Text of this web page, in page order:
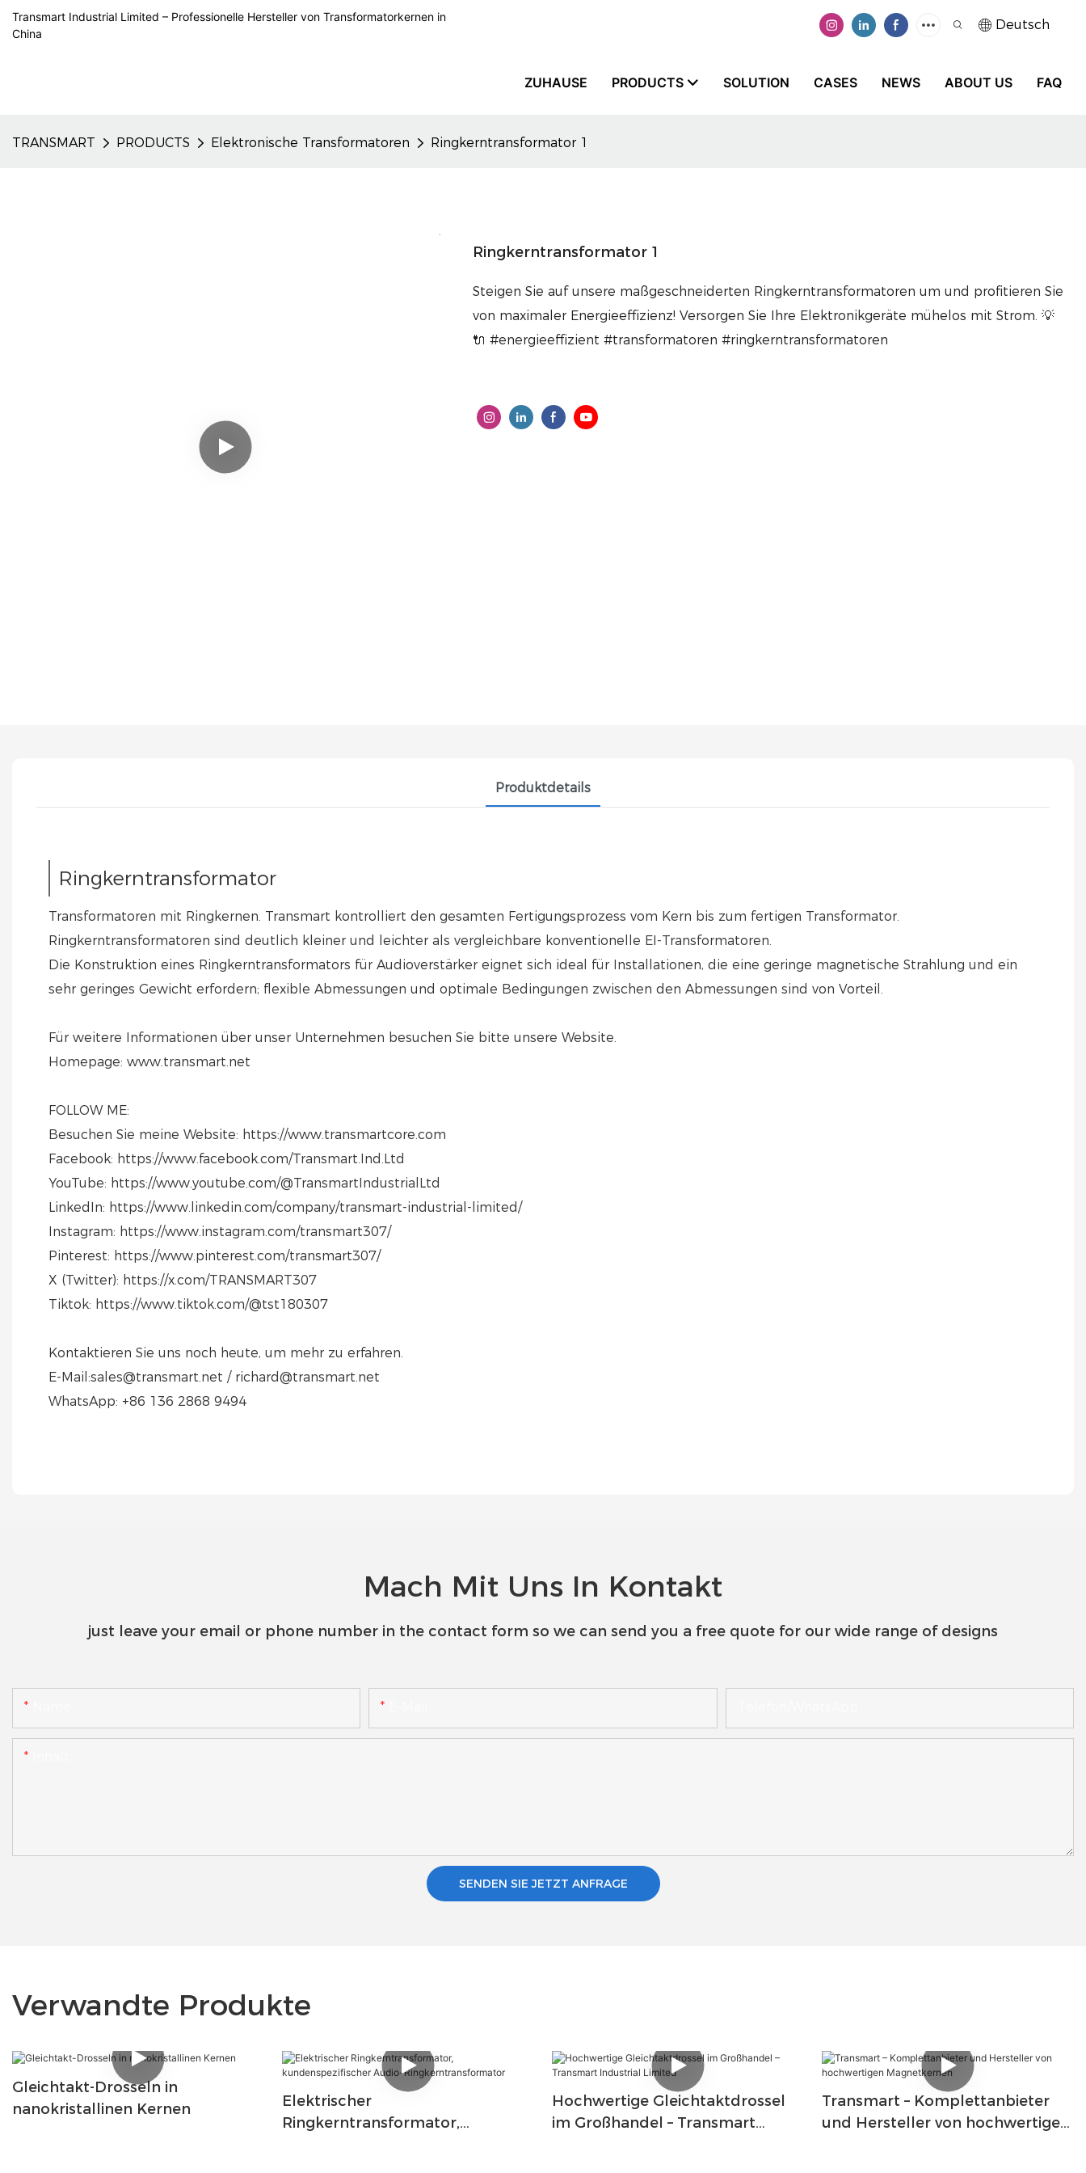
Transmart Industrial Limited – Professionelle Hersteller von Transformatorkernen in
China
Deutsch
ZUHAUSE PRODUCTS SOLUTION CASES NEWS ABOUT US FAQ
TRANSMART PRODUCTS Elektronische Transformatoren Ringkerntransformator 1
Ringkerntransformator 1
Steigen Sie auf unsere maßgeschneiderten Ringkerntransformatoren um und profitieren Sie
von maximaler Energieeffizienz! Versorgen Sie Ihre Elektronikgeräte mühelos mit Strom. 💡
🔌 #energieeffizient #transformatoren #ringkerntransformatoren
Produktdetails
Ringkerntransformator
Transformatoren mit Ringkernen. Transmart kontrolliert den gesamten Fertigungsprozess vom Kern bis zum fertigen Transformator.
Ringkerntransformatoren sind deutlich kleiner und leichter als vergleichbare konventionelle EI-Transformatoren.
Die Konstruktion eines Ringkerntransformators für Audioverstärker eignet sich ideal für Installationen, die eine geringe magnetische Strahlung und ein
sehr geringes Gewicht erfordern; flexible Abmessungen und optimale Bedingungen zwischen den Abmessungen sind von Vorteil.
Für weitere Informationen über unser Unternehmen besuchen Sie bitte unsere Website.
Homepage: www.transmart.net
FOLLOW ME:
Besuchen Sie meine Website: https://www.transmartcore.com
Facebook: https://www.facebook.com/Transmart.Ind.Ltd
YouTube: https://www.youtube.com/@TransmartIndustrialLtd
LinkedIn: https://www.linkedin.com/company/transmart-industrial-limited/
Instagram: https://www.instagram.com/transmart307/
Pinterest: https://www.pinterest.com/transmart307/
X (Twitter): https://x.com/TRANSMART307
Tiktok: https://www.tiktok.com/@tst180307
Kontaktieren Sie uns noch heute, um mehr zu erfahren.
E-Mail:sales@transmart.net / richard@transmart.net
WhatsApp: +86 136 2868 9494
Mach Mit Uns In Kontakt
just leave your email or phone number in the contact form so we can send you a free quote for our wide range of designs
SENDEN SIE JETZT ANFRAGE
Verwandte Produkte
Gleichtakt-Drosseln in
nanokristallinen Kernen
Elektrischer
Ringkerntransformator,
Hochwertige Gleichtaktdrossel
im Großhandel – Transmart
Transmart – Komplettanbieter
und Hersteller von hochwertigen